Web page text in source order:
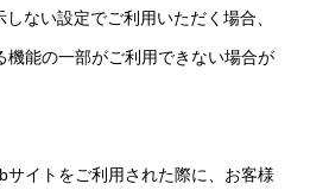
ない設定でご利用いただく場合、
機能の一部がご利用できない場合が
サイトをご利用された際に、お客様